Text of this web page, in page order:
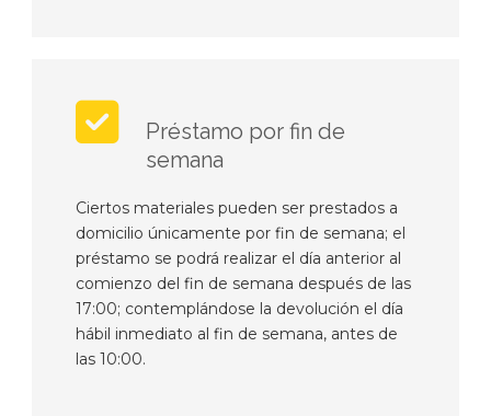
Préstamo por fin de
semana
Ciertos materiales pueden ser prestados a
domicilio únicamente por fin de semana; el
préstamo se podrá realizar el día anterior al
comienzo del fin de semana después de las
17:00; contemplándose la devolución el día
hábil inmediato al fin de semana, antes de
las 10:00.